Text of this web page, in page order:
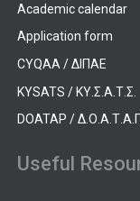
Academic calendar
Application form
CYQAA / ΔΙΠΑΕ
KYSATS / ΚΥ.Σ.Α.Τ.Σ.
DOATAP /
Useful